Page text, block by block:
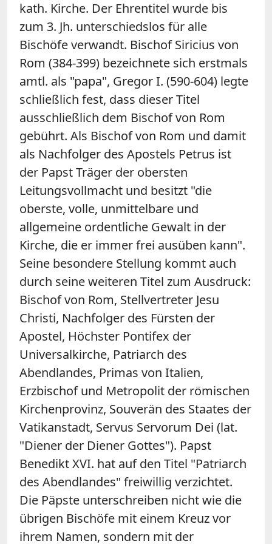
kath. Kirche. Der Ehrentitel wurde bis
zum 3. Jh. unterschiedslos für alle
Bischöfe verwandt. Bischof Siricius von
Rom (384-399) bezeichnete sich erstmals
amtl. als "papa", Gregor I. (590-604) legte
schließlich fest, dass dieser Titel
ausschließlich dem Bischof von Rom
gebührt. Als Bischof von Rom und damit
als Nachfolger des Apostels Petrus ist
der Papst Träger der obersten
Leitungsvollmacht und besitzt "die
oberste, volle, unmittelbare und
allgemeine ordentliche Gewalt in der
Kirche, die er immer frei ausüben kann".
Seine besondere Stellung kommt auch
durch seine weiteren Titel zum Ausdruck:
Bischof von Rom, Stellvertreter Jesu
Christi, Nachfolger des Fürsten der
Apostel, Höchster Pontifex der
Universalkirche, Patriarch des
Abendlandes, Primas von Italien,
Erzbischof und Metropolit der römischen
Kirchenprovinz, Souverän des Staates der
Vatikanstadt, Servus Servorum Dei (lat.
"Diener der Diener Gottes"). Papst
Benedikt XVI. hat auf den Titel "Patriarch
des Abendlandes" freiwillig verzichtet.
Die Päpste unterschreiben nicht wie die
übrigen Bischöfe mit einem Kreuz vor
ihrem Namen, sondern mit der